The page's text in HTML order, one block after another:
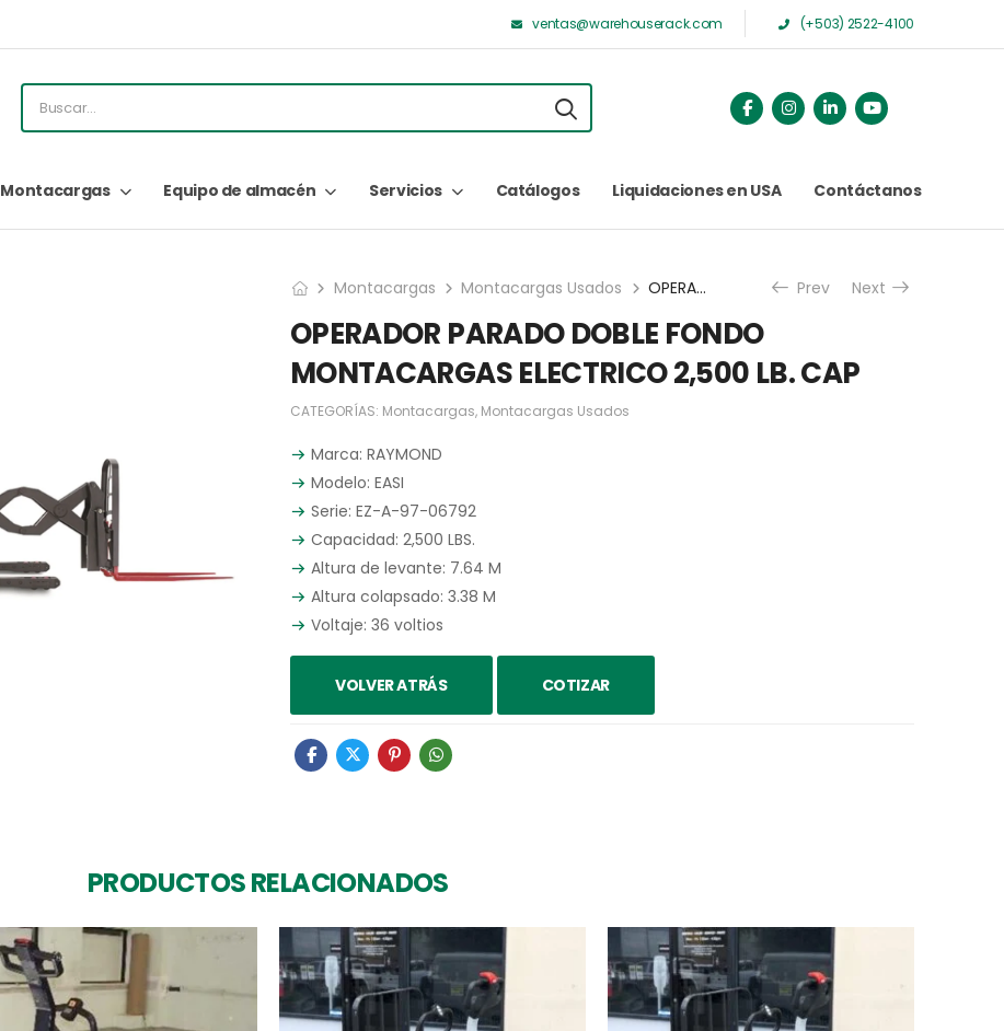
ventas@warehouserack.com (+503) 2522-4100
Montacargas Equipo de almacén Servicios Catálogos Liquidaciones en USA Contáctanos
Montacargas Montacargas Usados OPERADOR PARADO DOBLE FONDO MONTACARGAS ELECTRICO 2,500 LB. CAP Prev Next
OPERADOR PARADO DOBLE FONDO
MONTACARGAS ELECTRICO 2,500 LB. CAP
CATEGORÍAS: Montacargas, Montacargas Usados
Marca: RAYMOND
Modelo: EASI
Serie: EZ-A-97-06792
Capacidad: 2,500 LBS.
Altura de levante: 7.64 M
Altura colapsado: 3.38 M
Voltaje: 36 voltios
VOLVER ATRÁS COTIZAR
PRODUCTOS RELACIONADOS